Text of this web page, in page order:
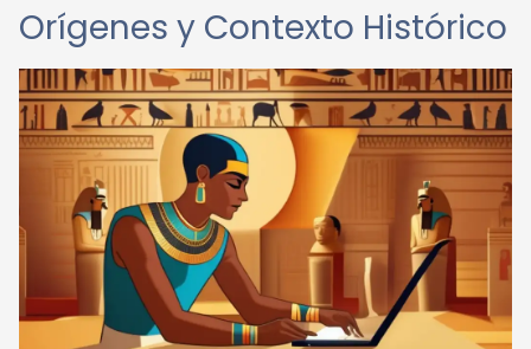
Orígenes y Contexto Histórico